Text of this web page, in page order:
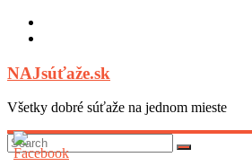
Skip
NAJsúťaže.sk
Všetky dobré súťaže na jednom mieste